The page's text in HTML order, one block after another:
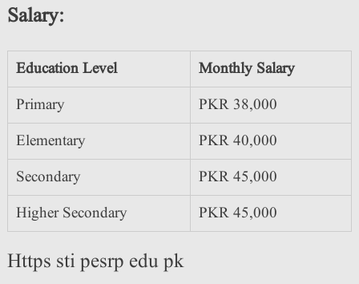
Salary:
Education Level
Monthly Salary
Primary
PKR 38,000
Elementary
PKR 40,000
Secondary
PKR 45,000
Higher Secondary
PKR 45,000
Https sti pesrp edu pk